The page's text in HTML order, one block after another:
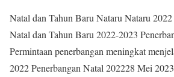
Natal dan Tahun Baru Nataru Nataru
Natal dan Tahun Baru 2022-2023
Permintaan penerbangan meningkat
2022 Penerbangan Natal 202228 Mei